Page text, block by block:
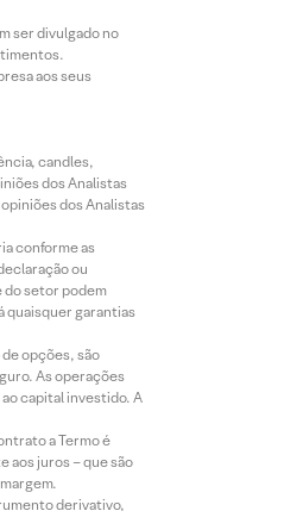
ser divulgado no
aos seus
candles,
dos Analistas
dos Analistas
conforme as
ou
do setor podem
quaisquer garantias
opções, são
As operações
capital investido. A
a Termo é
aos juros – que são
derivativo,